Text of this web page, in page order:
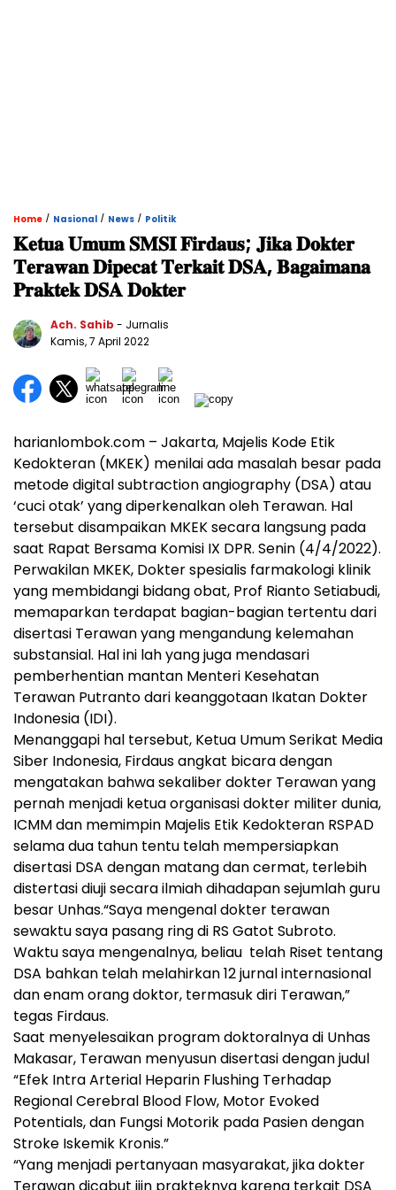
Home / Nasional / News / Politik
𝐊𝐞𝐭𝐮𝐚 𝐔𝐦𝐮𝐦 𝐒𝐌𝐒𝐈 𝐅𝐢𝐫𝐝𝐚𝐮𝐬; 𝐉𝐢𝐤𝐚 𝐃𝐨𝐤𝐭𝐞𝐫
𝐓𝐞𝐫𝐚𝐰𝐚𝐧 𝐃𝐢𝐩𝐞𝐜𝐚𝐭 𝐓𝐞𝐫𝐤𝐚𝐢𝐭 𝐃𝐒𝐀, 𝐁𝐚𝐠𝐚𝐢𝐦𝐚𝐧𝐚
𝐏𝐫𝐚𝐤𝐭𝐞𝐤 𝐃𝐒𝐀 𝐃𝐨𝐤𝐭𝐞𝐫
Ach. Sahib - Jurnalis
Kamis, 7 April 2022
harianlombok.com – Jakarta, Majelis Kode Etik
Kedokteran (MKEK) menilai ada masalah besar pada
metode digital subtraction angiography (DSA) atau
‘cuci otak’ yang diperkenalkan oleh Terawan. Hal
tersebut disampaikan MKEK secara langsung pada
saat Rapat Bersama Komisi IX DPR. Senin (4/4/2022).
Perwakilan MKEK, Dokter spesialis farmakologi klinik
yang membidangi bidang obat, Prof Rianto Setiabudi,
memaparkan terdapat bagian-bagian tertentu dari
disertasi Terawan yang mengandung kelemahan
substansial. Hal ini lah yang juga mendasari
pemberhentian mantan Menteri Kesehatan
Terawan Putranto dari keanggotaan Ikatan Dokter
Indonesia (IDI).
Menanggapi hal tersebut, Ketua Umum Serikat Media
Siber Indonesia, Firdaus angkat bicara dengan
mengatakan bahwa sekaliber dokter Terawan yang
pernah menjadi ketua organisasi dokter militer dunia,
ICMM dan memimpin Majelis Etik Kedokteran RSPAD
selama dua tahun tentu telah mempersiapkan
disertasi DSA dengan matang dan cermat, terlebih
distertasi diuji secara ilmiah dihadapan sejumlah guru
besar Unhas.“Saya mengenal dokter terawan
sewaktu saya pasang ring di RS Gatot Subroto.
Waktu saya mengenalnya, beliau telah Riset tentang
DSA bahkan telah melahirkan 12 jurnal internasional
dan enam orang doktor, termasuk diri Terawan,”
tegas Firdaus.
Saat menyelesaikan program doktoralnya di Unhas
Makasar, Terawan menyusun disertasi dengan judul
“Efek Intra Arterial Heparin Flushing Terhadap
Regional Cerebral Blood Flow, Motor Evoked
Potentials, dan Fungsi Motorik pada Pasien dengan
Stroke Iskemik Kronis.”
“Yang menjadi pertanyaan masyarakat, jika dokter